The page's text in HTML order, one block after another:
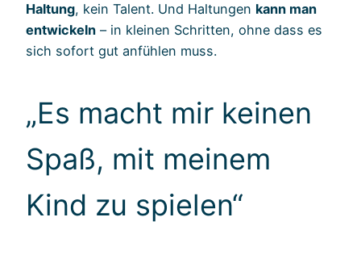
Haltung, kein Talent. Und Haltungen kann man
entwickeln – in kleinen Schritten, ohne dass es
sich sofort gut anfühlen muss.
„Es macht mir keinen
Spaß, mit meinem
Kind zu spielen“